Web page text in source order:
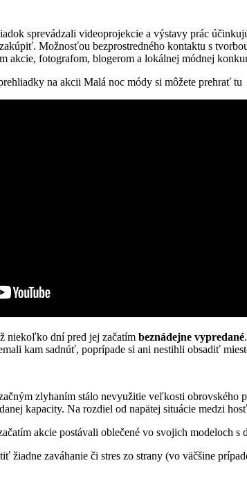
sprevádzali videoprojekcie a výstavy prác
Možnosťou bezprostredného kontaktu s
akcie, fotografom, blogerom a lokálnej módnej
na akcii Malá noc módy si môžete prehrať tu
niekoľko dní pred jej začatím beznádejne vypredané
kam sadnúť, poprípade si ani nestihli obsadiť
zlyhaním stálo nevyužitie veľkosti obrovského
kapacity. Na rozdiel od napätej situácie medzi
akcie postávali oblečené vo svojich modeloch
žiadne zaváhanie či stres zo strany (vo väčšine